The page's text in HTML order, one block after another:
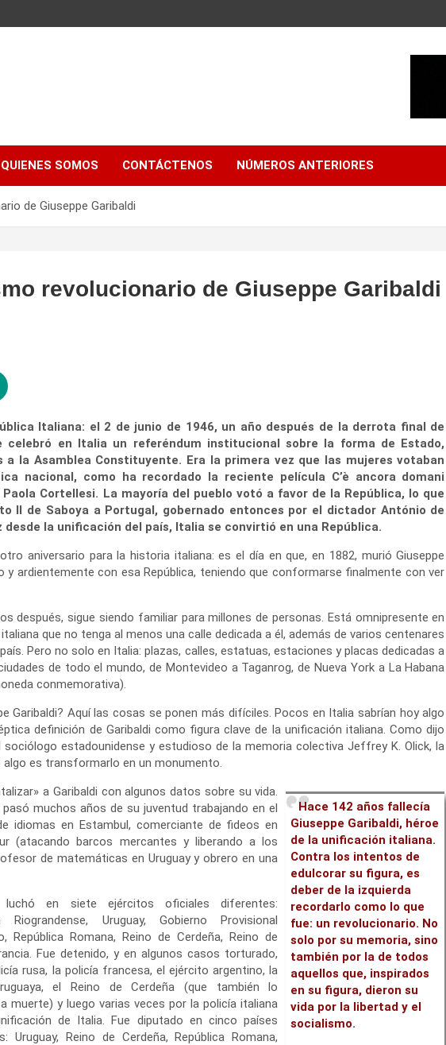
QUIENES SOMOS CONTÁCTENOS NÚMEROS ANTERIORES
de Giuseppe Garibaldi
revolucionario de Giuseppe Garibaldi
Italiana: el 2 de junio de 1946, un año después de la derrota final de
celebró en Italia un referéndum institucional sobre la forma de Estado,
a la Asamblea Constituyente. Era la primera vez que las mujeres votaban
nacional, como ha recordado la reciente película C’è ancora domani
Cortellesi. La mayoría del pueblo votó a favor de la República, lo que
II de Saboya a Portugal, gobernado entonces por el dictador António de
desde la unificación del país, Italia se convirtió en una República.
aniversario para la historia italiana: es el día en que, en 1882, murió Giuseppe
y ardientemente con esa República, teniendo que conformarse finalmente con ver
después, sigue siendo familiar para millones de personas. Está omnipresente en
que no tenga al menos una calle dedicada a él, además de varios centenares
Pero no solo en Italia: plazas, calles, estatuas, estaciones y placas dedicadas a
de todo el mundo, de Montevideo a Taganrog, de Nueva York a La Habana
conmemorativa).
Garibaldi? Aquí las cosas se ponen más difíciles. Pocos en Italia sabrían hoy algo
definición de Garibaldi como figura clave de la unificación italiana. Como dijo
estadounidense y estudioso de la memoria colectiva Jeffrey K. Olick, la
es transformarlo en un monumento.
Hace 142 años fallecía
Giuseppe Garibaldi, héroe
de la unificación italiana.
Contra los intentos de
edulcorar su figura, es
deber de la izquierda
recordarlo como lo que
fue: un revolucionario. No
solo por su memoria, sino
también por la de todos
aquellos que, inspirados
en su figura, dieron su
vida por la libertad y el
socialismo.
a Garibaldi con algunos datos sobre su vida.
muchos años de su juventud trabajando en el
idiomas en Estambul, comerciante de fideos en
(atacando barcos mercantes y liberando a los
de matemáticas en Uruguay y obrero en una
luchó en siete ejércitos oficiales diferentes:
Riograndense, Uruguay, Gobierno Provisional
República Romana, Reino de Cerdeña, Reino de
Fue detenido, y en algunos casos torturado,
rusa, la policía francesa, el ejército argentino, la
el Reino de Cerdeña (que también lo
muerte) y luego varias veces por la policía italiana
de Italia. Fue diputado en cinco países
Uruguay, Reino de Cerdeña, República Romana,